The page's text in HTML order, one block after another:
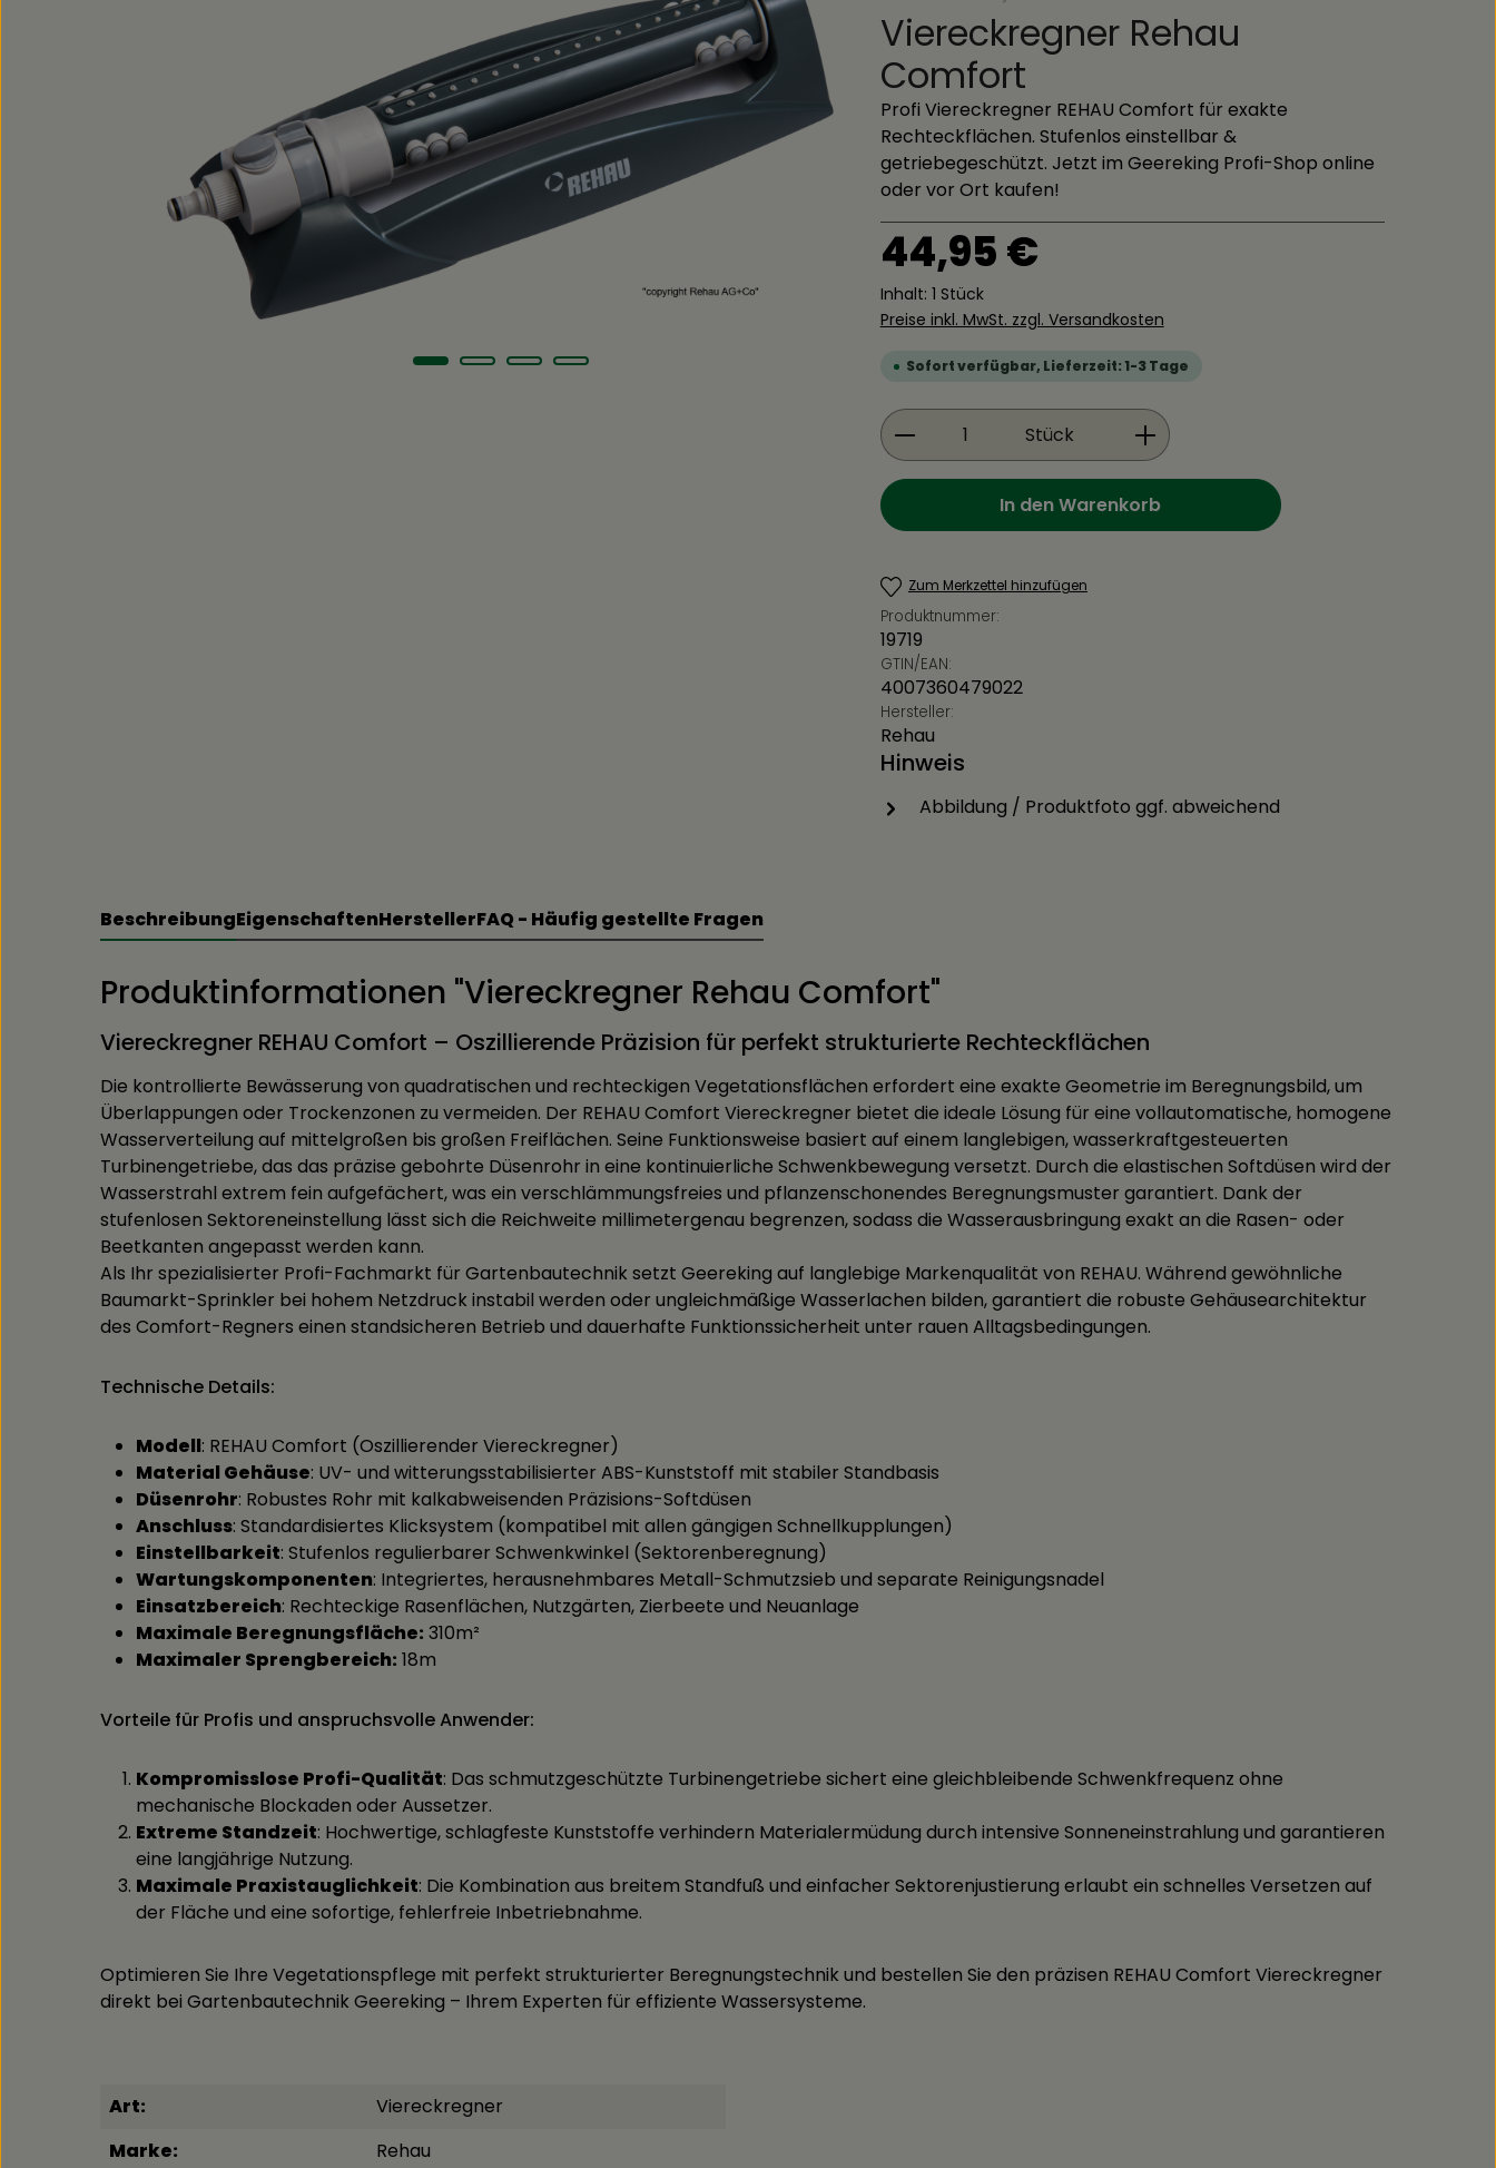
Viereckregner Rehau
Comfort
Profi Viereckregner REHAU Comfort für exakte
Rechteckflächen. Stufenlos einstellbar &
getriebegeschützt. Jetzt im Geereking Profi-Shop online
oder vor Ort kaufen!
Regulärer Preis:
44,95 €
Inhalt: 1 Stück
Preise inkl. MwSt. zzgl. Versandkosten
Sofort verfügbar, Lieferzeit: 1-3 Tage
Produkt Anzahl: Gib den gewünschten Wert
Stück
In den Warenkorb
Zum Merkzettel hinzufügen
Produktnummer:
19719
GTIN/EAN:
4007360479022
Hersteller:
Rehau
Hinweis
Abbildung / Produktfoto ggf. abweichend
BeschreibungEigenschaftenHerstellerFAQ - Häufig gestellte Fragen
Produktinformationen "Viereckregner Rehau Comfort"
Viereckregner REHAU Comfort – Oszillierende Präzision für perfekt strukturierte Rechteckflächen
Die kontrollierte Bewässerung von quadratischen und rechteckigen Vegetationsflächen erfordert eine exakte Geometrie im Beregnungsbild, um
Überlappungen oder Trockenzonen zu vermeiden. Der REHAU Comfort Viereckregner bietet die ideale Lösung für eine vollautomatische, homogene
Wasserverteilung auf mittelgroßen bis großen Freiflächen. Seine Funktionsweise basiert auf einem langlebigen, wasserkraftgesteuerten
Turbinengetriebe, das das präzise gebohrte Düsenrohr in eine kontinuierliche Schwenkbewegung versetzt. Durch die elastischen Softdüsen wird der
Wasserstrahl extrem fein aufgefächert, was ein verschlämmungsfreies und pflanzenschonendes Beregnungsmuster garantiert. Dank der
stufenlosen Sektoreneinstellung lässt sich die Reichweite millimetergenau begrenzen, sodass die Wasserausbringung exakt an die Rasen- oder
Beetkanten angepasst werden kann.
Als Ihr spezialisierter Profi-Fachmarkt für Gartenbautechnik setzt Geereking auf langlebige Markenqualität von REHAU. Während gewöhnliche
Baumarkt-Sprinkler bei hohem Netzdruck instabil werden oder ungleichmäßige Wasserlachen bilden, garantiert die robuste Gehäusearchitektur
des Comfort-Regners einen standsicheren Betrieb und dauerhafte Funktionssicherheit unter rauen Alltagsbedingungen.
Technische Details:
Modell: REHAU Comfort (Oszillierender Viereckregner)
Material Gehäuse: UV- und witterungsstabilisierter ABS-Kunststoff mit stabiler Standbasis
Düsenrohr: Robustes Rohr mit kalkabweisenden Präzisions-Softdüsen
Anschluss: Standardisiertes Klicksystem (kompatibel mit allen gängigen Schnellkupplungen)
Einstellbarkeit: Stufenlos regulierbarer Schwenkwinkel (Sektorenberegnung)
Wartungskomponenten: Integriertes, herausnehmbares Metall-Schmutzsieb und separate Reinigungsnadel
Einsatzbereich: Rechteckige Rasenflächen, Nutzgärten, Zierbeete und Neuanlage
Maximale Beregnungsfläche: 310m²
Maximaler Sprengbereich: 18m
Vorteile für Profis und anspruchsvolle Anwender:
Kompromisslose Profi-Qualität: Das schmutzgeschützte Turbinengetriebe sichert eine gleichbleibende Schwenkfrequenz ohne
mechanische Blockaden oder Aussetzer.
Extreme Standzeit: Hochwertige, schlagfeste Kunststoffe verhindern Materialermüdung durch intensive Sonneneinstrahlung und garantieren
eine langjährige Nutzung.
Maximale Praxistauglichkeit: Die Kombination aus breitem Standfuß und einfacher Sektorenjustierung erlaubt ein schnelles Versetzen auf
der Fläche und eine sofortige, fehlerfreie Inbetriebnahme.
Optimieren Sie Ihre Vegetationspflege mit perfekt strukturierter Beregnungstechnik und bestellen Sie den präzisen REHAU Comfort Viereckregner
direkt bei Gartenbautechnik Geereking – Ihrem Experten für effiziente Wassersysteme.
Art:
Viereckregner
Marke:
Rehau